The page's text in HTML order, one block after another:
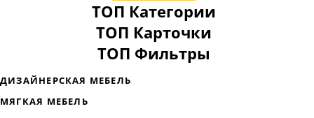
ТОП Категории
ТОП Карточки
ТОП Фильтры